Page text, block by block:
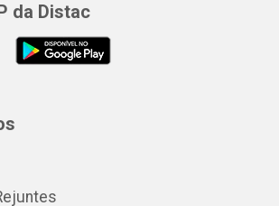
da Distac